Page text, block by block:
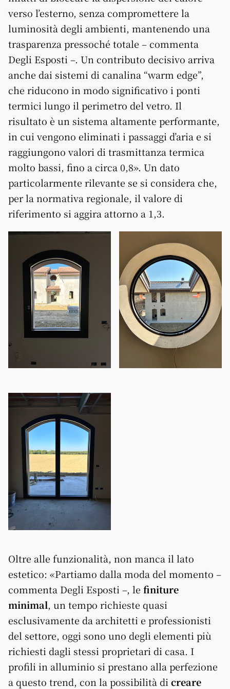
verso l’esterno, senza compromettere la
luminosità degli ambienti, mantenendo una
trasparenza pressoché totale – commenta
Degli Esposti –. Un contributo decisivo arriva
anche dai sistemi di canalina “warm edge”,
che riducono in modo significativo i ponti
termici lungo il perimetro del vetro. Il
risultato è un sistema altamente performante,
in cui vengono eliminati i passaggi d’aria e si
raggiungono valori di trasmittanza termica
molto bassi, fino a circa 0,8». Un dato
particolarmente rilevante se si considera che,
per la normativa regionale, il valore di
riferimento si aggira attorno a 1,3.
Oltre alle funzionalità, non manca il lato
estetico: «Partiamo dalla moda del momento –
commenta Degli Esposti –, le finiture
minimal, un tempo richieste quasi
esclusivamente da architetti e professionisti
del settore, oggi sono uno degli elementi più
richiesti dagli stessi proprietari di casa. I
profili in alluminio si prestano alla perfezione
a questo trend, con la possibilità di creare